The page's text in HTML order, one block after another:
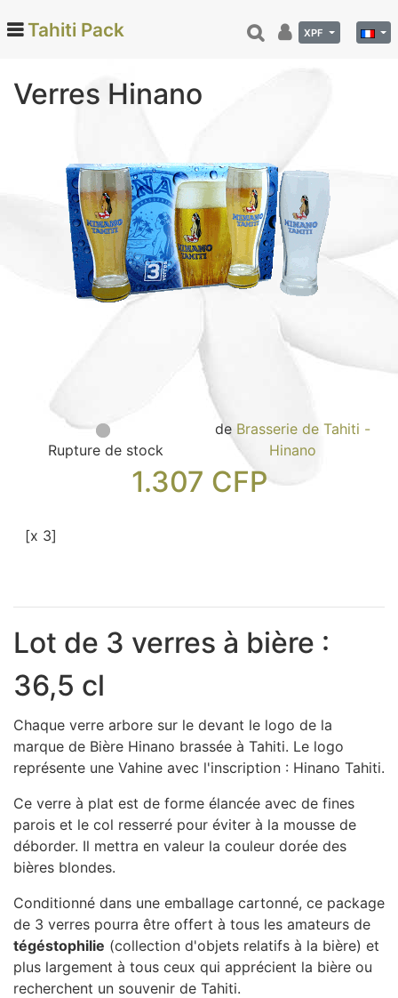
Tamanu (12)
Noix de coco (24)
Vanille de Tahiti (26)
Soins et beauté (78)
Hinano (41)
Epicerie fine (72)
Sacs, Bijoux et Accessoires (33)
Nouveautés
Tahiti Pack XPF
Verres Hinano
Rupture de stock
de Brasserie de Tahiti -
Hinano
1.307 CFP
[x 3]
Lot de 3 verres à bière :
36,5 cl
Chaque verre arbore sur le devant le logo de la
marque de Bière Hinano brassée à Tahiti. Le logo
représente une Vahine avec l'inscription : Hinano Tahiti.
Ce verre à plat est de forme élancée avec de fines
parois et le col resserré pour éviter à la mousse de
déborder. Il mettra en valeur la couleur dorée des
bières blondes.
Conditionné dans une emballage cartonné, ce package
de 3 verres pourra être offert à tous les amateurs de
tégéstophilie (collection d'objets relatifs à la bière) et
plus largement à tous ceux qui apprécient la bière ou
recherchent un souvenir de Tahiti.